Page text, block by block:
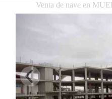
Venta de nave en